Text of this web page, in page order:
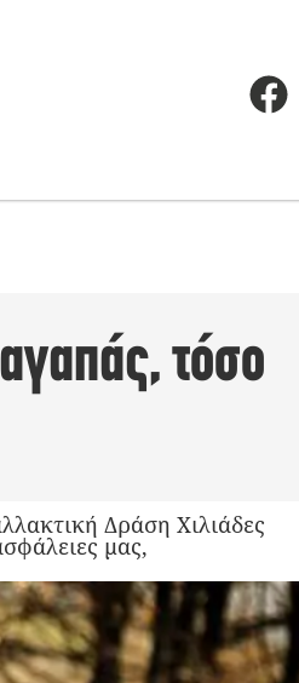
τόσο
Δράση Χιλιάδες
μας,